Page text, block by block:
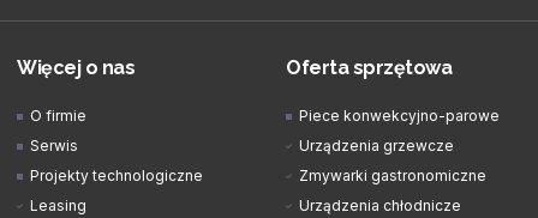
Więcej o nas
O firmie
Serwis
Projekty technologiczne
Leasing
Oferta sprzętowa
Piece konwekcyjno-parowe
Urządzenia grzewcze
Zmywarki gastronomiczne
Urządzenia chłodnicze